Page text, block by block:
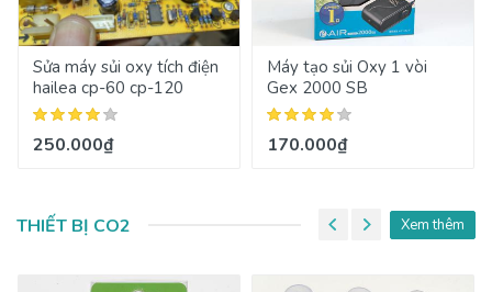
Sửa máy sủi oxy tích điện
hailea cp-60 cp-120
250.000₫
Máy tạo sủi Oxy 1 vòi
Gex 2000 SB
170.000₫
THIẾT BỊ CO2 Xem thêm